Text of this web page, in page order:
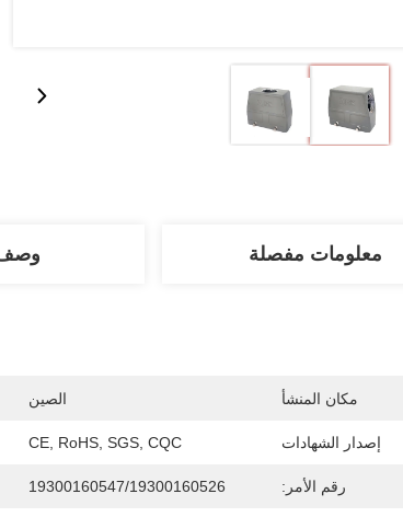
معلومات مفصلة وصف
مكان المنشأ الصين
إصدار الشهادات CE, RoHS, SGS, CQC
رقم الأمر: 19300160547/19300160526